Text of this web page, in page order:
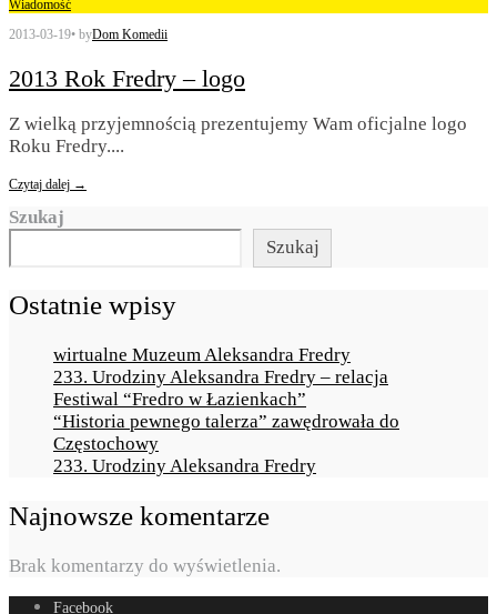
Wiadomość
2013-03-19• byDom Komedii
2013 Rok Fredry – logo
Z wielką przyjemnością prezentujemy Wam oficjalne logo
Roku Fredry....
Czytaj dalej →
Szukaj
Szukaj
Ostatnie wpisy
wirtualne Muzeum Aleksandra Fredry
233. Urodziny Aleksandra Fredry – relacja
Festiwal “Fredro w Łazienkach”
“Historia pewnego talerza” zawędrowała do
Częstochowy
233. Urodziny Aleksandra Fredry
Najnowsze komentarze
Brak komentarzy do wyświetlenia.
Facebook